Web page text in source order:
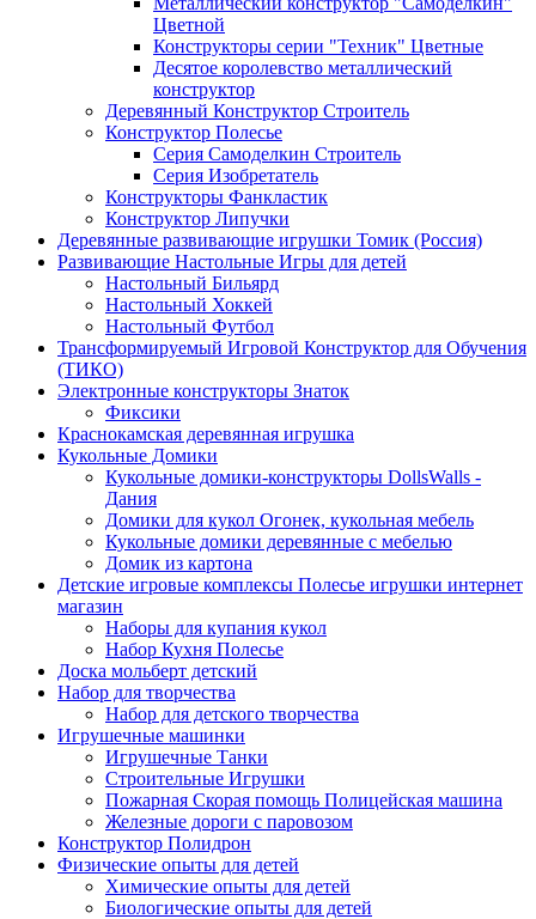
Цветной
Конструкторы серии "Техник" Цветные
Десятое королевство металлический
конструктор
Деревянный Конструктор Строитель
Конструктор Полесье
Серия Самоделкин Строитель
Серия Изобретатель
Конструкторы Фанкластик
Конструктор Липучки
Деревянные развивающие игрушки Томик (Россия)
Развивающие Настольные Игры для детей
Настольный Бильярд
Настольный Хоккей
Настольный Футбол
Трансформируемый Игровой Конструктор для Обучения
(ТИКО)
Электронные конструкторы Знаток
Фиксики
Краснокамская деревянная игрушка
Кукольные Домики
Кукольные домики-конструкторы DollsWalls -
Дания
Домики для кукол Огонек, кукольная мебель
Кукольные домики деревянные с мебелью
Домик из картона
Детские игровые комплексы Полесье игрушки интернет
магазин
Наборы для купания кукол
Набор Кухня Полесье
Доска мольберт детский
Набор для творчества
Набор для детского творчества
Игрушечные машинки
Игрушечные Танки
Строительные Игрушки
Пожарная Скорая помощь Полицейская машина
Железные дороги с паровозом
Конструктор Полидрон
Физические опыты для детей
Химические опыты для детей
Биологические опыты для детей